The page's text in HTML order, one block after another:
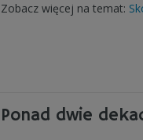
Zobacz więcej na temat:
Ponad dwie